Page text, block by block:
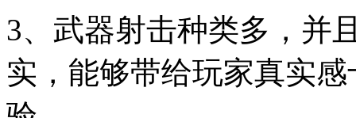
3、武器射击种类多，并
实，能够带给玩家真实